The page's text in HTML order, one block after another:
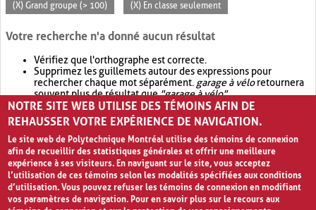
(X) Grand groupe (> 100) (X) En classe seulement
Votre recherche n'a donné aucun résultat
Vérifiez que l'orthographe est correcte.
Supprimez les guillemets autour des expressions pour
rechercher chaque mot séparément. garage à véloretournera
souvent plus de résultat que"garage à vélo".
Envisagez d'élargir votre recherche avec OR.garage OR vélo
retournera souvent plus de résultat quegarage à vélo
NOTRE SITE WEB UTILISE DES TÉMOINS AFIN DE
REHAUSSER VOTRE EXPÉRIENCE DE NAVIGATION.
Le site web de Polytechnique Montréal utilise des témoins de connexion
afin de recueillir des statistiques générales et offrir une meilleure
expérience à ses visiteurs. En naviguant sur le site, vous acceptez
l’utilisation de ces témoins selon les modalités spécifiées aux conditions
d’utilisation. Vous pouvez refuser les témoins de connexion en modifiant
vos paramètres de navigation. Pour en savoir plus sur le recours aux